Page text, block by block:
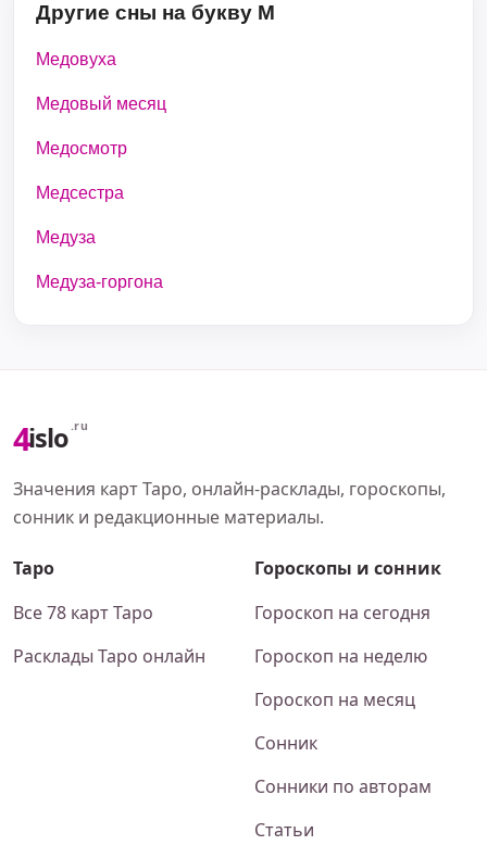
Другие сны на букву М
Медовуха
Медовый месяц
Медосмотр
Медсестра
Медуза
Медуза-горгона
4islo .ru
Значения карт Таро, онлайн-расклады, гороскопы,
сонник и редакционные материалы.
Таро
Все 78 карт Таро
Расклады Таро онлайн
Гороскопы и сонник
Гороскоп на сегодня
Гороскоп на неделю
Гороскоп на месяц
Сонник
Сонники по авторам
Статьи